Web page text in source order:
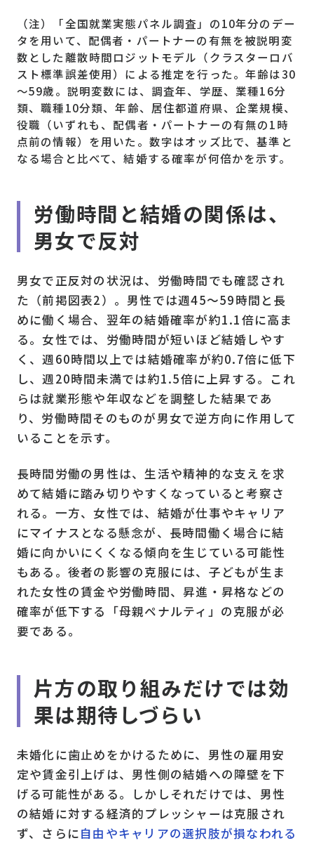
（注）「全国就業実態パネル調査」の10年分のデー
タを用いて、配偶者・パートナーの有無を被説明変
数とした離散時間ロジットモデル（クラスターロバ
スト標準誤差使用）による推定を行った。年齢は30
～59歳。説明変数には、調査年、学歴、業種16分
類、職種10分類、年齢、居住都道府県、企業規模、
役職（いずれも、配偶者・パートナーの有無の1時
点前の情報）を用いた。数字はオッズ比で、基準と
なる場合と比べて、結婚する確率が何倍かを示す。
労働時間と結婚の関係は、
男女で反対
男女で正反対の状況は、労働時間でも確認され
た（前掲図表2）。男性では週45～59時間と長
めに働く場合、翌年の結婚確率が約1.1倍に高ま
る。女性では、労働時間が短いほど結婚しやす
く、週60時間以上では結婚確率が約0.7倍に低下
し、週20時間未満では約1.5倍に上昇する。これ
らは就業形態や年収などを調整した結果であ
り、労働時間そのものが男女で逆方向に作用して
いることを示す。
長時間労働の男性は、生活や精神的な支えを求
めて結婚に踏み切りやすくなっていると考察さ
れる。一方、女性では、結婚が仕事やキャリア
にマイナスとなる懸念が、長時間働く場合に結
婚に向かいにくくなる傾向を生じている可能性
もある。後者の影響の克服には、子どもが生ま
れた女性の賃金や労働時間、昇進・昇格などの
確率が低下する「母親ペナルティ」の克服が必
要である。
片方の取り組みだけでは効
果は期待しづらい
未婚化に歯止めをかけるために、男性の雇用安
定や賃金引上げは、男性側の結婚への障壁を下
げる可能性がある。しかしそれだけでは、男性
の結婚に対する経済的プレッシャーは克服され
ず、さらに自由やキャリアの選択肢が損なわれる